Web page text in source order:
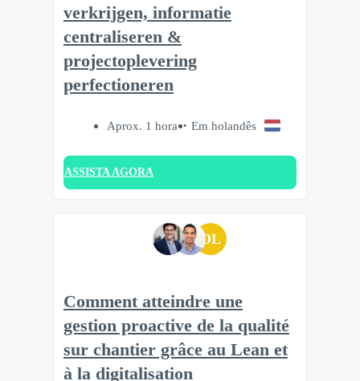
verkrijgen, informatie
centraliseren &
projectoplevering
perfectioneren
Aprox. 1 hora Em holandês
ASSISTA AGORA
OL
Comment atteindre une
gestion proactive de la qualité
sur chantier grâce au Lean et
à la digitalisation